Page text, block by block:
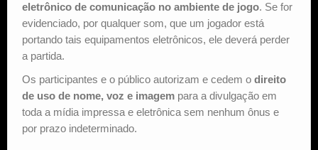
eletrônico de comunicação no ambiente de jogo. Se for
evidenciado, por qualquer som, que um jogador está
portando tais equipamentos eletrônicos, ele deverá perder
a partida.
Os participantes e o público autorizam e cedem o direito
de uso de nome, voz e imagem para a divulgação em
toda a mídia impressa e eletrônica sem nenhum ônus e
por prazo indeterminado.